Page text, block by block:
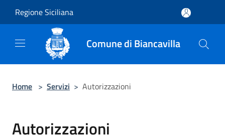
Regione Siciliana
Comune di Biancavilla
Home > Servizi > Autorizzazioni
Autorizzazioni